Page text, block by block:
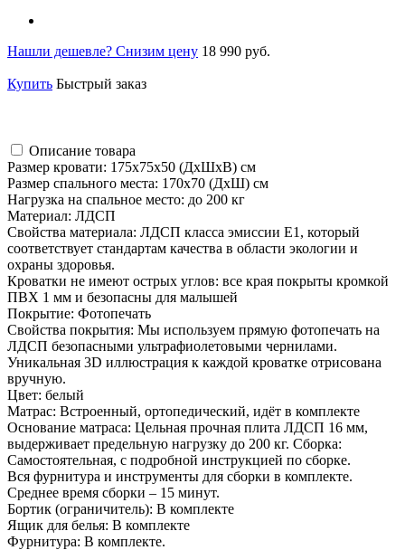
Нашли дешевле? Снизим цену 18 990 руб.
Купить Быстрый заказ
Описание товара
Размер кровати: 175х75х50 (ДхШхВ) см
Размер спального места: 170х70 (ДхШ) см
Нагрузка на спальное место: до 200 кг
Материал: ЛДСП
Cвойства материала: ЛДСП класса эмиссии Е1, который
соответствует стандартам качества в области экологии и
охраны здоровья.
Кроватки не имеют острых углов: все края покрыты кромкой
ПВХ 1 мм и безопасны для малышей
Покрытие: Фотопечать
Cвойства покрытия: Мы используем прямую фотопечать на
ЛДСП безопасными ультрафиолетовыми чернилами.
Уникальная 3D иллюстрация к каждой кроватке отрисована
вручную.
Цвет: белый
Матрас: Встроенный, ортопедический, идёт в комплекте
Основание матраса: Цельная прочная плита ЛДСП 16 мм,
выдерживает предельную нагрузку до 200 кг. Сборка:
Самостоятельная, с подробной инструкцией по сборке.
Вся фурнитура и инструменты для сборки в комплекте.
Среднее время сборки – 15 минут.
Бортик (ограничитель): В комплекте
Ящик для белья: В комплекте
Фурнитура: В комплекте.